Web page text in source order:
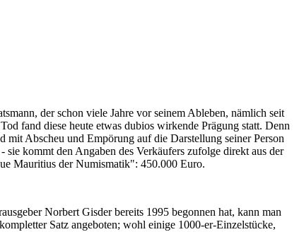
der schon viele Jahre vor seinem Ableben, nämlich seit
fand diese heute etwas dubios wirkende Prägung statt. Denn
Abscheu und Empörung auf die Darstellung seiner Person
kommt den Angaben des Verkäufers zufolge direkt aus der
Mauritius der Numismatik": 450.000 Euro.
Norbert Gisder bereits 1995 begonnen hat, kann man
Satz angeboten; wohl einige 1000-er-Einzelstücke,